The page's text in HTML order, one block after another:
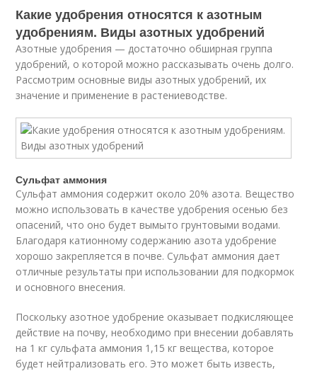
Какие удобрения относятся к азотным
удобрениям. Виды азотных удобрений
Азотные удобрения — достаточно обширная группа
удобрений, о которой можно рассказывать очень долго.
Рассмотрим основные виды азотных удобрений, их
значение и применение в растениеводстве.
Сульфат аммония
Сульфат аммония содержит около 20% азота. Вещество
можно использовать в качестве удобрения осенью без
опасений, что оно будет вымыто грунтовыми водами.
Благодаря катионному содержанию азота удобрение
хорошо закрепляется в почве. Сульфат аммония дает
отличные результаты при использовании для подкормок
и основного внесения.
Поскольку азотное удобрение оказывает подкисляющее
действие на почву, необходимо при внесении добавлять
на 1 кг сульфата аммония 1,15 кг вещества, которое
будет нейтрализовать его. Это может быть известь,